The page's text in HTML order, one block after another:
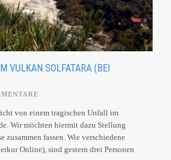
VULKAN SOLFATARA (BEI
von einem tragischen Unfall im
Wir möchten hiermit dazu Stellung
zusammen fassen. Wie verschiedene
Online), sind gestern drei Personen